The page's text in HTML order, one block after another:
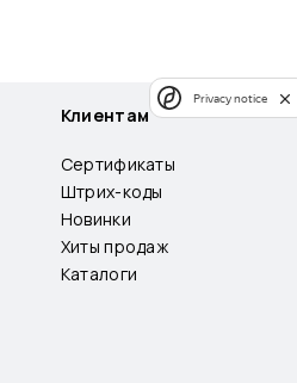
Клиентам
Сертификаты
Штрих-коды
Новинки
Хиты продаж
Каталоги
Privacy notice